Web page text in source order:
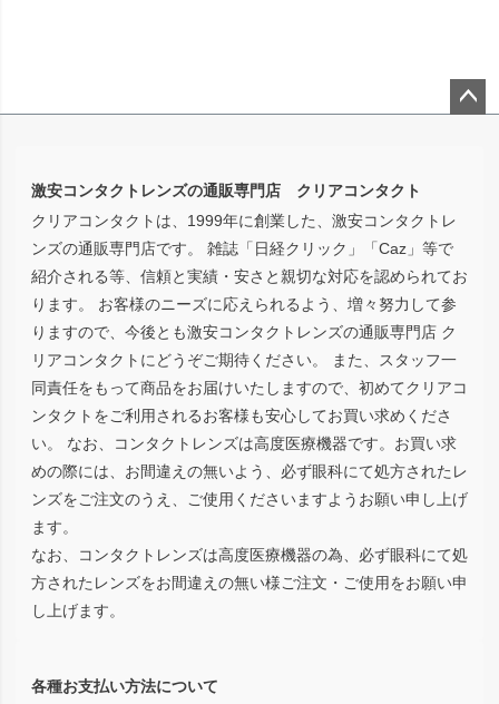
激安コンタクトレンズの通販専門店 クリアコンタクト
クリアコンタクトは、1999年に創業した、激安コンタクトレ
ンズの通販専門店です。 雑誌「日経クリック」「Caz」等で
紹介される等、信頼と実績・安さと親切な対応を認められてお
ります。 お客様のニーズに応えられるよう、増々努力して参
りますので、今後とも激安コンタクトレンズの通販専門店 ク
リアコンタクトにどうぞご期待ください。 また、スタッフ一
同責任をもって商品をお届けいたしますので、初めてクリアコ
ンタクトをご利用されるお客様も安心してお買い求めくださ
い。 なお、コンタクトレンズは高度医療機器です。お買い求
めの際には、お間違えの無いよう、必ず眼科にて処方されたレ
ンズをご注文のうえ、ご使用くださいますようお願い申し上げ
ます。
なお、コンタクトレンズは高度医療機器の為、必ず眼科にて処
方されたレンズをお間違えの無い様ご注文・ご使用をお願い申
し上げます。
各種お支払い方法について